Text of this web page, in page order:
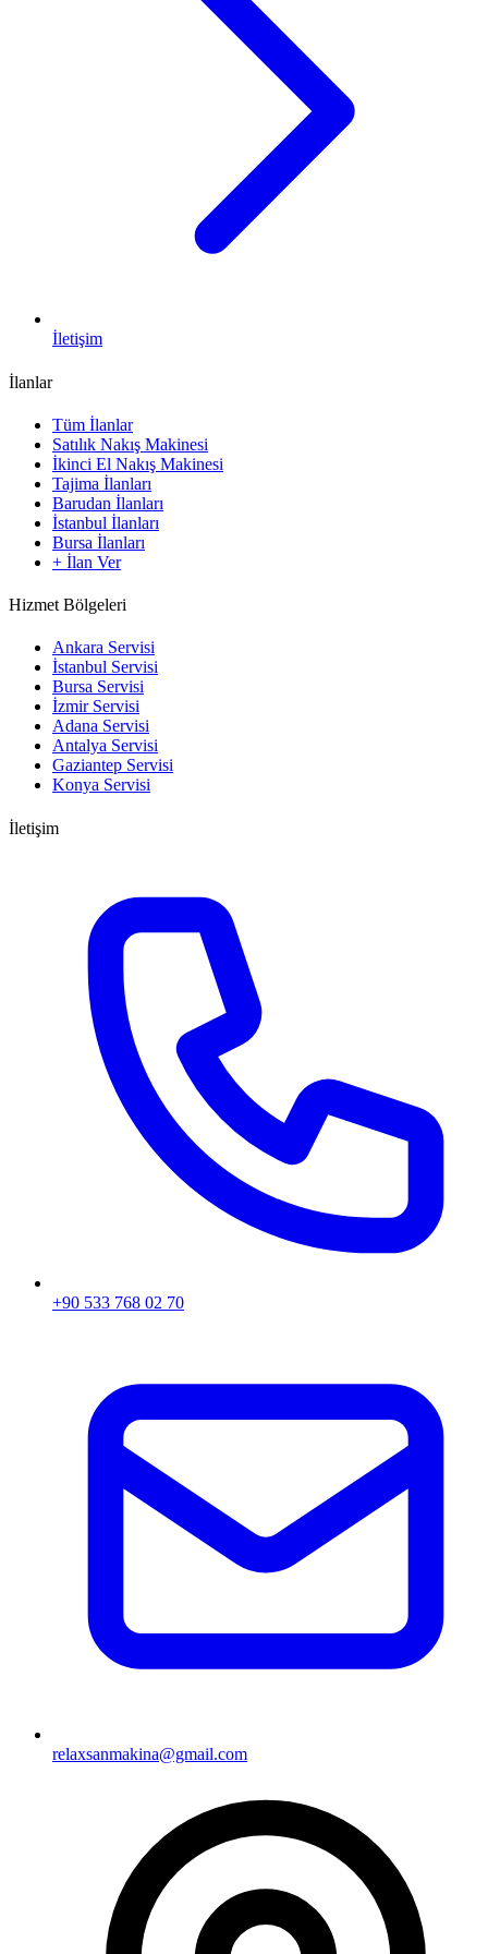
İletişim
İlanlar
Tüm İlanlar
Satılık Nakış Makinesi
İkinci El Nakış Makinesi
Tajima İlanları
Barudan İlanları
İstanbul İlanları
Bursa İlanları
+ İlan Ver
Hizmet Bölgeleri
Ankara Servisi
İstanbul Servisi
Bursa Servisi
İzmir Servisi
Adana Servisi
Antalya Servisi
Gaziantep Servisi
Konya Servisi
İletişim
+90 533 768 02 70
relaxsanmakina@gmail.com